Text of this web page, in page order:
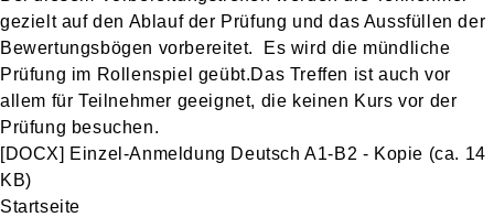
gezielt auf den Ablauf der Prüfung und das Aussfüllen der
Bewertungsbögen vorbereitet. Es wird die mündliche
Prüfung im Rollenspiel geübt.Das Treffen ist auch vor
allem für Teilnehmer geeignet, die keinen Kurs vor der
Prüfung besuchen.
[DOCX] Einzel-Anmeldung Deutsch A1-B2 - Kopie (ca. 14
KB)
Startseite